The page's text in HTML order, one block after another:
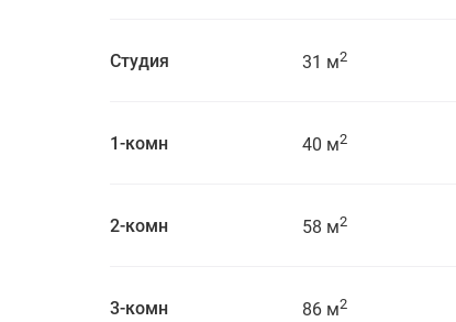
Студия 31 м2
1-комн 40 м2
2-комн 58 м2
3-комн 86 м2